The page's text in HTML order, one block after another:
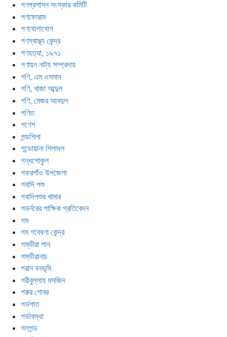
গণপ্রশাসন সংস্কার কমিটি
গণফোরাম
গণযোগাযোগ
গণস্বাস্থ্য কেন্দ্র
গণহত্যা, ১৯৭১
গণায়ন নাট্য সম্প্রদায়
গণি, এম ওসমান
গণি, খাজা আব্দুল
গণি, মেজর আবদুল
গণিত
গণেশ
গন্ডশিলা
গন্ডোয়ানা শিলাদল
গন্ধগোকুল
গফরগাঁও উপজেলা
গবাদি পশু
গবাদিপশুর খামার
গভর্নরের পাক্ষিক প্রতিবেদন
গম
গম গবেষণা কেন্দ্র
গম্ভীরা গান
গম্ভীরানাচ
গরান বনভূমি
গরীবুল্লাহ মসজিদ
গরুর গোবর
গর্ভপাত
গর্ভাবস্থা
গলগন্ড